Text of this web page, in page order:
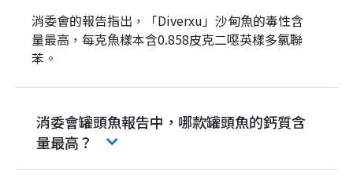
消委會的報告指出，「Diverxu」沙甸魚的毒性含
量最高，每克魚樣本含0.858皮克二噁英樣多氯聯
苯。
消委會罐頭魚報告中，哪款罐頭魚的鈣質含
量最高？